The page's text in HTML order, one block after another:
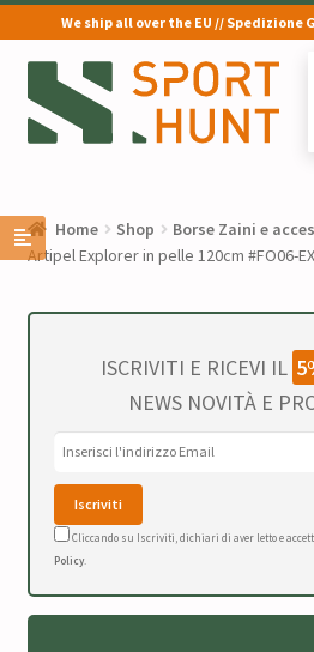
We ship all over the EU // Spedizione
Vai
alla
navigazione
Vai
al
contenuto
Home Shop Borse Zaini e
Artipel Explorer in pelle 120cm #FO06-EX
ISCRIVITI E RICEVI IL
NEWS NOVITÀ E
Cliccando su Iscriviti, dichiari di aver letto e
Policy.